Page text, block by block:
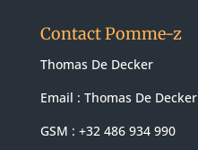
Contact Pomme-z
Thomas De Decker
Email : Thomas De Decker
GSM : +32 486 934 990